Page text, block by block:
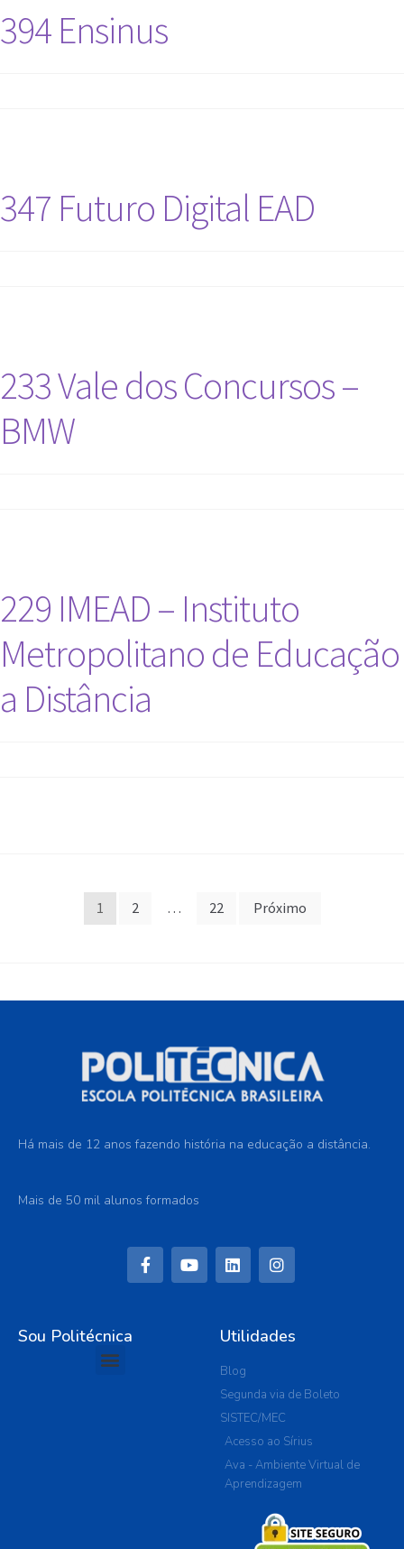
394 Ensinus
347 Futuro Digital EAD
233 Vale dos Concursos –
BMW
229 IMEAD – Instituto
Metropolitano de Educação
a Distância
1 2 … 22 Próximo
Há mais de 12 anos fazendo história na educação a distância.
Mais de 50 mil alunos formados
Sou Politécnica Utilidades
Blog
Segunda via de Boleto
SISTEC/MEC
Acesso ao Sírius
Ava - Ambiente Virtual de
Aprendizagem